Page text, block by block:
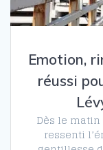
Emotion,
réussi
Dès le
ressenti